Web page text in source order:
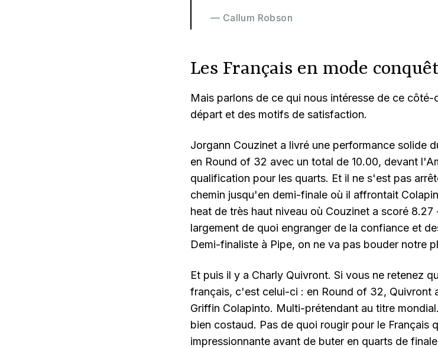
— Callum Robson
Les Français en mode
Mais parlons de ce qui nous intéresse de ce
départ et des motifs de satisfaction.
Jorgann Couzinet a livré une performance solide
en Round of 32 avec un total de 10.00, devant
qualification pour les quarts. Et il ne s'est pas
chemin jusqu'en demi-finale où il affrontait
heat de très haut niveau où Couzinet a scoré
largement de quoi engranger de la confiance et
Demi-finaliste à Pipe, on ne va pas bouder notre
Et puis il y a Charly Quivront. Si vous ne retenez
français, c'est celui-ci : en Round of 32, Quivront
Griffin Colapinto. Multi-prétendant au titre
bien costaud. Pas de quoi rougir pour le Français
impressionnante avant de buter en quarts de